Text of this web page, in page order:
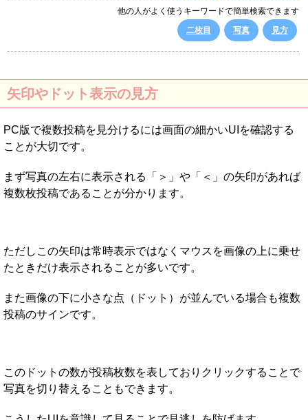
他の人がよく使うキーワードで簡単検索できます
二枚目
写真 見方
矢印やドット表示の見方
PC版で複数投稿を見分けるには画面の細かいUIを確認する
ことが大切です。
まず写真の左右に表示される「＞」や「＜」の矢印があれば
複数枚投稿であることが分かります。
ただしこの矢印は常時表示ではなくマウスを画像の上に乗せ
たときだけ表示されることが多いです。
また画像の下に小さな点（ドット）が並んでいる場合も複数
投稿のサインです。
このドットの数が投稿枚数を表しておりクリックすることで
写真を切り替えることもできます。